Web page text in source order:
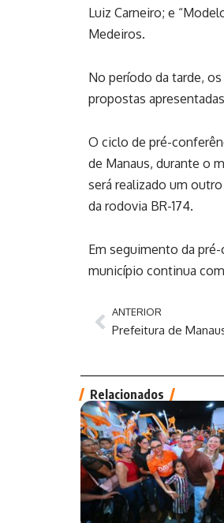
Luiz Carneiro; e
Medeiros.
No período da tarde,
propostas
O ciclo de pré-
de Manaus, durante o
será realizado um
da rodovia BR-174.
Em seguimento da
município continua
ANTERIOR
Relacionados